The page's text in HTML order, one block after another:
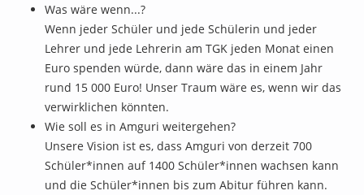
Was wäre wenn...?
Wenn jeder Schüler und jede Schülerin und jeder
Lehrer und jede Lehrerin am TGK jeden Monat einen
Euro spenden würde, dann wäre das in einem Jahr
rund 15 000 Euro! Unser Traum wäre es, wenn wir das
verwirklichen könnten.
Wie soll es in Amguri weitergehen?
Unsere Vision ist es, dass Amguri von derzeit 700
Schüler*innen auf 1400 Schüler*innen wachsen kann
und die Schüler*innen bis zum Abitur führen kann.